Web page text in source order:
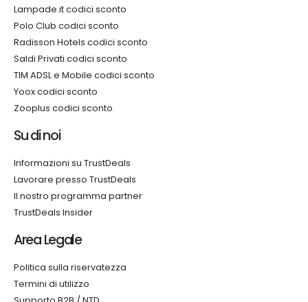
Lampade.it codici sconto
Polo Club codici sconto
Radisson Hotels codici sconto
Saldi Privati codici sconto
TIM ADSL e Mobile codici sconto
Yoox codici sconto
Zooplus codici sconto
Su di noi
Informazioni su TrustDeals
Lavorare presso TrustDeals
Il nostro programma partner
TrustDeals Insider
Area Legale
Politica sulla riservatezza
Termini di utilizzo